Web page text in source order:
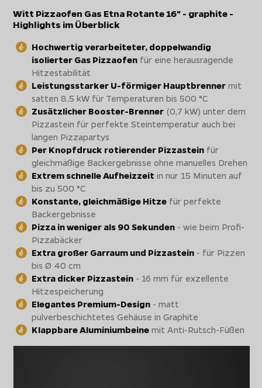
Witt Pizzaofen Gas Etna Rotante 16" - graphite -
Highlights im Überblick
Hochwertig verarbeiteter, doppelwandig
isolierter Gas Pizzaofen für eine herausragende
Hitzestabilität
Leistungsstarker U-förmiger Hauptbrenner mit
satten 8,5 kW für Temperaturen bis 500 °C
Zusätzlicher Booster-Brenner (0,7 kW) unter dem
Pizzastein für perfekte Steintemperatur auch bei
langen Pizzapartys
Per Knopfdruck rotierender Pizzastein für
gleichmäßige Backergebnisse ohne manuelles Drehen
Extrem schnelle Aufheizzeit in nur 15 Minuten auf
bis zu 500 °C
Konstante, gleichmäßige Hitze für perfekte
Backergebnisse
Pizza in weniger als 90 Sekunden - wie beim Profi-
Pizzabäcker
Extra großer Garraum und Pizzastein - für Pizzen
bis Ø 40 cm
Extra dicker Pizzastein - 16 mm für exzellente
Hitzespeicherung
Elegantes Premium-Design - matt
pulverbeschichtetes Gehäuse in Graphite
Klappbare Aluminiumbeine mit Anti-Rutsch-Füßen